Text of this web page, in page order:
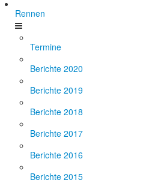
Rennen
Termine
Berichte 2020
Berichte 2019
Berichte 2018
Berichte 2017
Berichte 2016
Berichte 2015